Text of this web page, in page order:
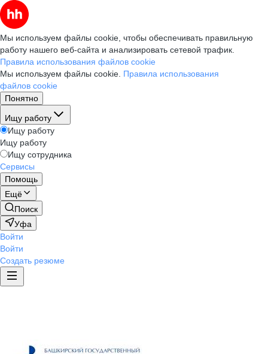
Мы используем файлы cookie, чтобы обеспечивать правильную
работу нашего веб-сайта и анализировать сетевой трафик.
Правила использования файлов cookie
Мы используем файлы cookie. Правила использования
файлов cookie
Понятно
Ищу работу
Ищу работу
Ищу работу
Ищу сотрудника
Сервисы
Помощь
Ещё
Поиск
Уфа
Войти
Войти
Создать резюме